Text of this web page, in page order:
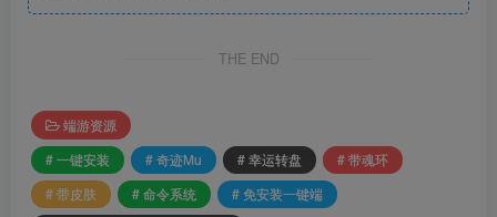
THE END
端游资源
# 一键安装
# 奇迹Mu # 幸运转盘
# 带魂环
# 带皮肤
# 命令系统
# 免安装一键端